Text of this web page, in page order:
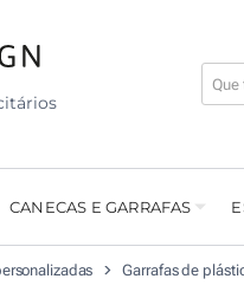
CANECAS E GARRAFAS
Garrafas de